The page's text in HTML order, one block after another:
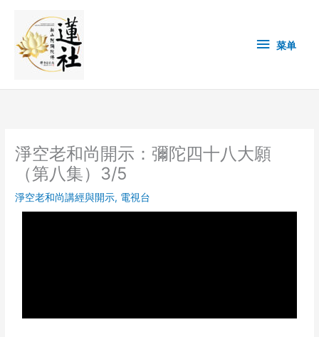
content
单 菜单
淨空老和尚開示：彌陀四十八大願
（第八集）3/5
淨空老和尚講經與開示, 電視台